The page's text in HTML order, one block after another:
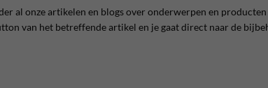
al onze artikelen en blogs over onderwerpen en
van het betreffende artikel en je gaat direct naar de